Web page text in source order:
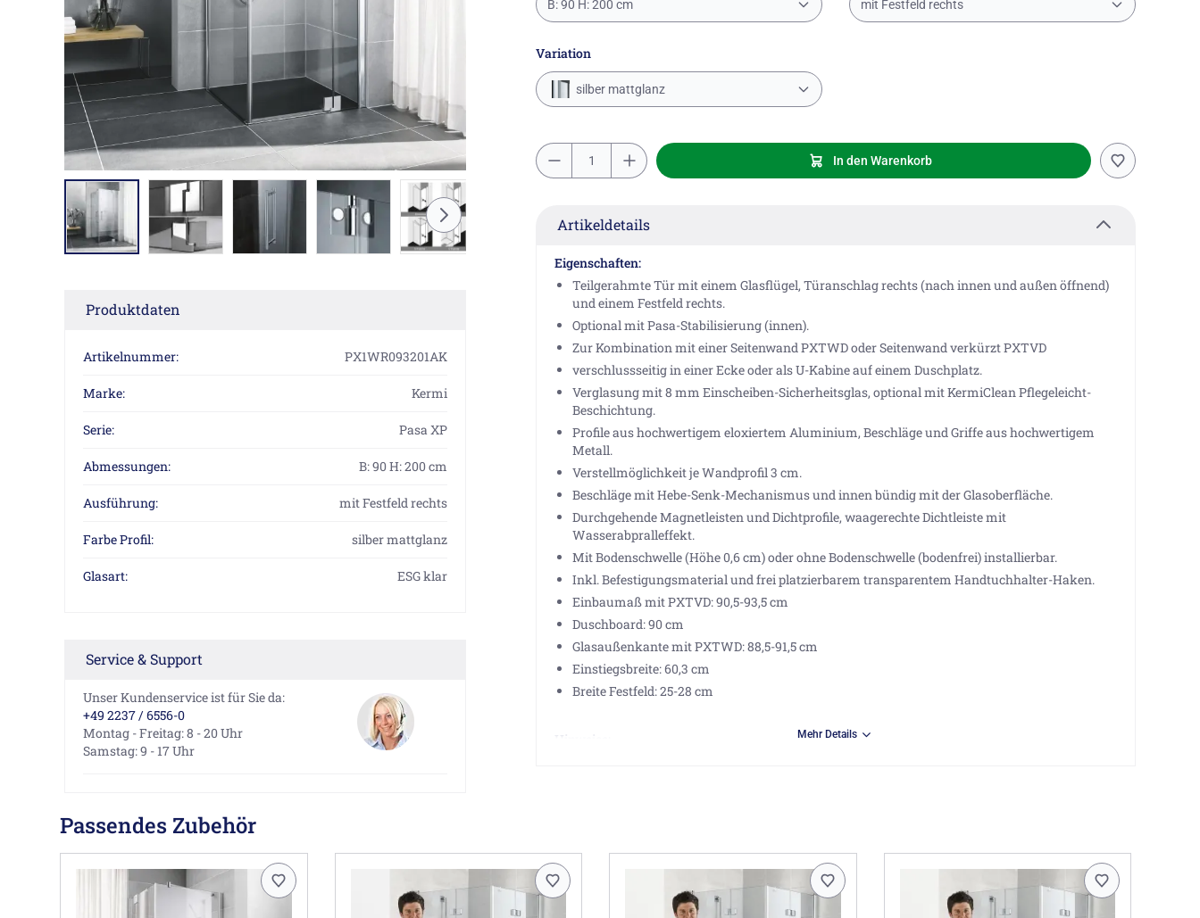
Produktdaten
Artikelnummer: PX1WR093201AK
Marke: Kermi
Serie: Pasa XP
Abmessungen: B: 90 H: 200 cm
Ausführung: mit Festfeld rechts
Farbe Profil: silber mattglanz
Glasart: ESG klar
Service & Support
Unser Kundenservice ist für Sie da:
+49 2237 / 6556-0
Montag - Freitag: 8 - 20 Uhr
Samstag: 9 - 17 Uhr
B: 90 H: 200 cm mit Festfeld rechts
Variation
silber mattglanz
In den Warenkorb
Artikeldetails
Eigenschaften:
Teilgerahmte Tür mit einem Glasflügel, Türanschlag rechts (nach innen und außen öffnend)
und einem Festfeld rechts.
Optional mit Pasa-Stabilisierung (innen).
Zur Kombination mit einer Seitenwand PXTWD oder Seitenwand verkürzt PXTVD
verschlussseitig in einer Ecke oder als U-Kabine auf einem Duschplatz.
Verglasung mit 8 mm Einscheiben-Sicherheitsglas, optional mit KermiClean Pflegeleicht-
Beschichtung.
Profile aus hochwertigem eloxiertem Aluminium, Beschläge und Griffe aus hochwertigem
Metall.
Verstellmöglichkeit je Wandprofil 3 cm.
Beschläge mit Hebe-Senk-Mechanismus und innen bündig mit der Glasoberfläche.
Durchgehende Magnetleisten und Dichtprofile, waagerechte Dichtleiste mit
Wasserabpralleffekt.
Mit Bodenschwelle (Höhe 0,6 cm) oder ohne Bodenschwelle (bodenfrei) installierbar.
Inkl. Befestigungsmaterial und frei platzierbarem transparentem Handtuchhalter-Haken.
Einbaumaß mit PXTVD: 90,5-93,5 cm
Duschboard: 90 cm
Glasaußenkante mit PXTWD: 88,5-91,5 cm
Einstiegsbreite: 60,3 cm
Breite Festfeld: 25-28 cm
entspricht.
Achtung:
Hierbei handelt es sich lediglich um die Hälfte einer Duschabtrennung.
Mehr Details
Passendes Zubehör